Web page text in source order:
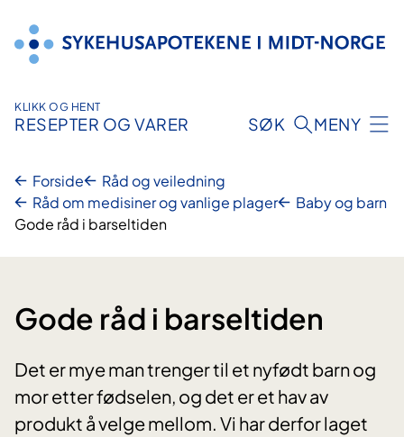
innhold
KLIKK OG HENT
RESEPTER OG VARER SØK MENY
Forside
Råd og veiledning
Råd om medisiner og vanlige plager
Baby og barn
Gode råd i barseltiden
Gode råd i barseltiden
Det er mye man trenger til et nyfødt barn og
mor etter fødselen, og det er et hav av
produkt å velge mellom. Vi har derfor laget